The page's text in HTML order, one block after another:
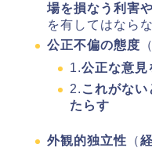
場を損なう利害
を有してはなら
公正不偏の態度 （
1.公正な意見
2. これがな
たらす
外観的独立性 （